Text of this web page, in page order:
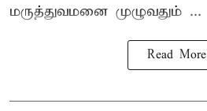
மருத்துவமனை முழுவதும் ...
Read More